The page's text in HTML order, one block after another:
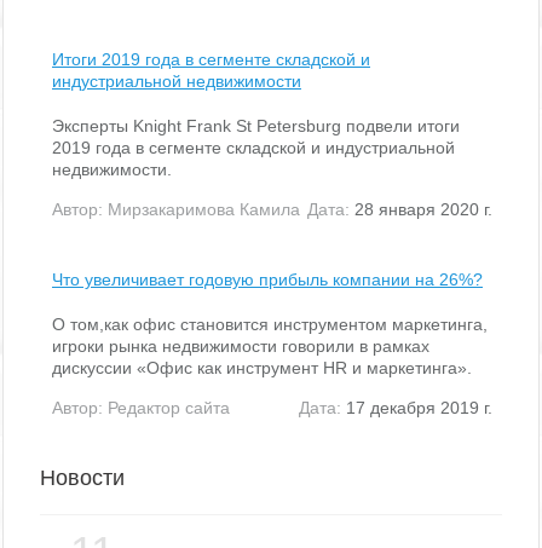
Итоги 2019 года в сегменте складской и
индустриальной недвижимости
Эксперты Knight Frank St Petersburg подвели итоги
2019 года в сегменте складской и индустриальной
недвижимости.
Автор: Мирзакаримова Камила Дата: 28 января 2020 г.
Что увеличивает годовую прибыль компании на 26%?
О том,как офис становится инструментом маркетинга,
игроки рынка недвижимости говорили в рамках
дискуссии «Офис как инструмент HR и маркетинга».
Автор: Редактор сайта Дата: 17 декабря 2019 г.
Новости